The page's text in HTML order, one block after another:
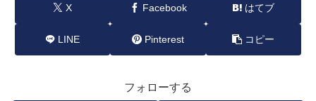
X Facebook はてブ
LINE Pinterest コピー
フォローする